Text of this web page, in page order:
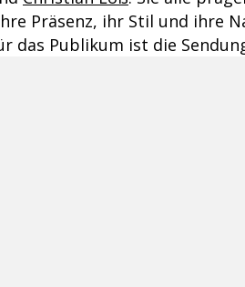
Präsenz, ihr Stil und ihre
das Publikum ist die